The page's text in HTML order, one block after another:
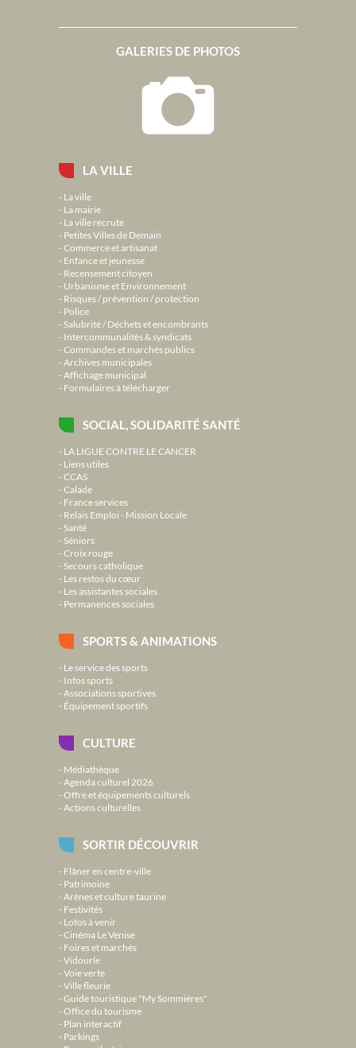
LA VILLE
La ville
La mairie
La ville recrute
Petites Villes de Demain
Commerce et artisanat
Enfance et jeunesse
Recensement citoyen
Urbanisme et Environnement
Risques / prévention / protection
Police
Salubrité / Déchets et encombrants
Intercommunalités & syndicats
Commandes et marchés publics
Archives municipales
Affichage municipal
Formulaires à télécharger
SOCIAL, SOLIDARITÉ SANTÉ
LA LIGUE CONTRE LE CANCER
Liens utiles
CCAS
Calade
France services
Relais Emploi - Mission Locale
Santé
Séniors
Croix rouge
Secours catholique
Les restos du cœur
Les assistantes sociales
Permanences sociales
SPORTS & ANIMATIONS
Le service des sports
Infos sports
Associations sportives
Équipement sportifs
CULTURE
Médiathèque
Agenda culturel 2026
Offre et équipements culturels
Actions culturelles
SORTIR DÉCOUVRIR
Flâner en centre-ville
Patrimoine
Arènes et culture taurine
Festivités
Lotos à venir
Cinéma Le Venise
Foires et marchés
Vidourle
Voie verte
Ville fleurie
Guide touristique "My Sommières"
Office du tourisme
Plan interactif
Parkings
GALERIES DE PHOTOS